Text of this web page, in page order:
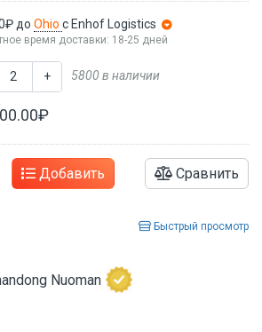
до Ohio с Enhof Logistics
время доставки: 18-25 дней
+ 5800 в наличии
Добавить Сравнить
Быстрый просмотр
Nuoman